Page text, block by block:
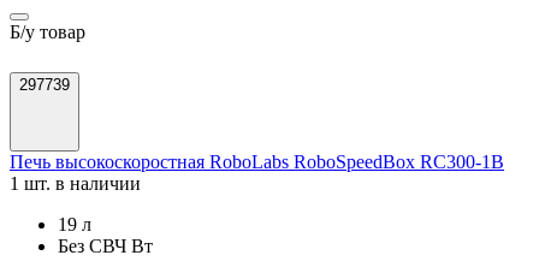
Б/у товар
297739
Печь высокоскоростная RoboLabs RoboSpeedBox RC300-1B
1 шт. в наличии
19 л
Без СВЧ Вт